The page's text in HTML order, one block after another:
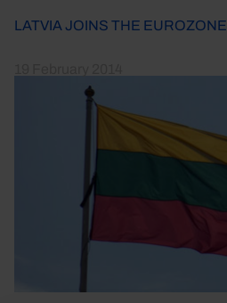
LATVIA JOINS THE EUROZONE